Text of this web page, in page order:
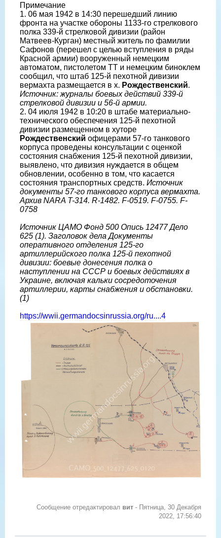
Примечание
1. 06 мая 1942 в 14:30 перешедший линию
фронта на участке обороны 1133-го стрелкового
полка 339-й стрелковой дивизии (район
Матвеев-Курган) местный житель по фамилии
Сафонов (перешел с целью вступления в ряды
Красной армии) вооруженный немецким
автоматом, пистолетом ТТ и немецким биноклем
сообщил, что штаб 125-й пехотной дивизии
вермахта размещается в х. Рождественский.
Источник: журналы боевых действий 339-й
стрелковой дивизии и 56-й армии.
2. 04 июля 1942 в 10:20 в штабе материально-
технического обеспечения 125-й пехотной
дивизии размещенном в хуторе
Рождественский офицерами 57-го танкового
корпуса проведены консультации с оценкой
состояния снабжения 125-й пехотной дивизии,
выявлено, что дивизия нуждается в общем
обновлении, особенно в том, что касается
состояния транспортных средств. Источник
документы 57-го танкового корпуса вермахта.
Архив NARA T-314. R-1482. F-0519. F-0755. F-
0758
Источник ЦАМО Фонд 500 Опись 12477 Дело
625 (1). Заголовок дела Документы
оперативного отделения 125-го
артиллерийского полка 125-й пехотной
дивизии: боевые донесения полка о
наступлении на СССР и боевых действиях в
Украине, включая кальки сосредоточения
артиллерии, карты снабжения и обстановки.
(1)
https://wwii.germandocsinrussia.org/ru....4
Сообщение отредактировал вит - Пятница, 30 Декабря
2022, 17:56:40